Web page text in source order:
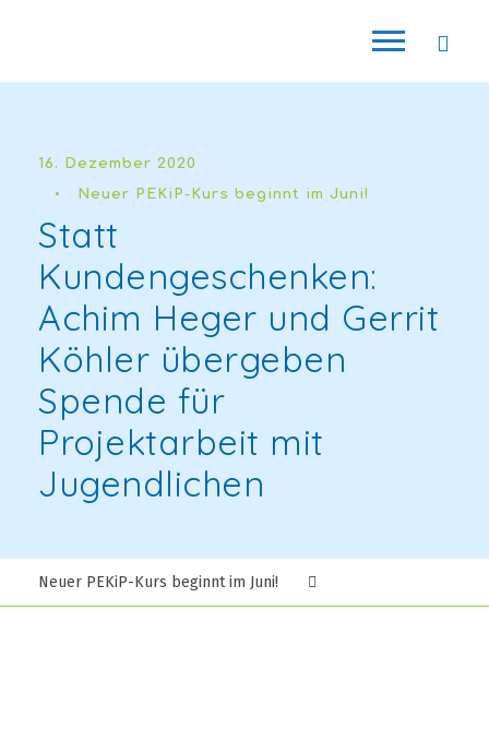
16. Dezember 2020
•
Neuer PEKiP-Kurs beginnt im Juni!
Statt
Kundengeschenken:
Achim Heger und Gerrit
Köhler übergeben
Spende für
Projektarbeit mit
Jugendlichen
Neuer PEKiP-Kurs beginnt im Juni!